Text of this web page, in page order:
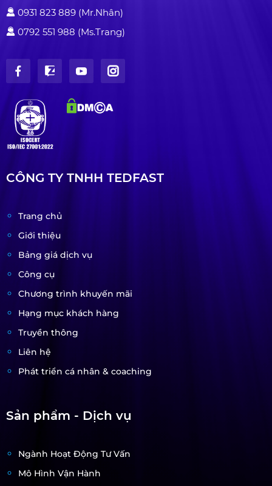
0931 823 889 (Mr.Nhân)
0792 551 988 (Ms.Trang)
CÔNG TY TNHH TEDFAST
Trang chủ
Giới thiệu
Bảng giá dịch vụ
Công cụ
Chương trình khuyến mãi
Hạng mục khách hàng
Truyền thông
Liên hệ
Phát triển cá nhân & coaching
Sản phẩm - Dịch vụ
Ngành Hoạt Động Tư Vấn
Mô Hình Vận Hành